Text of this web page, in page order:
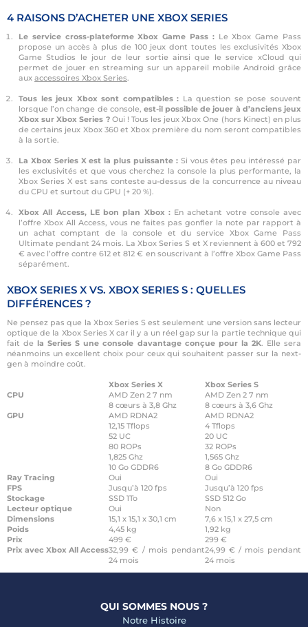
4 RAISONS D’ACHETER UNE XBOX SERIES
Le service cross-plateforme Xbox Game Pass :Le Xbox Game Pass
propose un accès à plus de 100 jeux dont toutes les exclusivités Xbox
Game Studios le jour de leur sortie ainsi que le service xCloud qui
permet de jouer en streaming sur un appareil mobile Android grâce
aux accessoires Xbox Series.
Tous les jeux Xbox sont compatibles : La question se pose souvent
lorsque l’on change de console, est-il possible de jouer à d’anciens jeux
Xbox sur Xbox Series ?Oui ! Tous les jeux Xbox One (hors Kinect) en plus
de certains jeux Xbox 360 et Xbox première du nom seront compatibles
à la sortie.
La Xbox Series X est la plus puissante :Si vous êtes peu intéressé par
les exclusivités et que vous cherchez la console la plus performante, la
Xbox Series X est sans conteste au-dessus de la concurrence au niveau
du CPU et surtout du GPU (+ 20 %).
Xbox All Access, LE bon plan Xbox :En achetant votre console avec
l’offre Xbox All Access, vous ne faites pas gonfler la note par rapport à
un achat comptant de la console et du service Xbox Game Pass
Ultimate pendant 24 mois. La Xbox Series S et X reviennent à 600 et 792
€ avec l’offre contre 612 et 812 € en souscrivant à l’offre Xbox Game Pass
séparément.
XBOX SERIES X VS. XBOX SERIES S : QUELLES
DIFFÉRENCES ?
Ne pensez pas que la Xbox Series S est seulement une version sans lecteur
optique de la Xbox Series X car il y a un réel gap sur la partie technique qui
fait de la Series S une console davantage conçue pour la 2K. Elle sera
néanmoins un excellent choix pour ceux qui souhaitent passer sur la next-
gen à moindre coût.
Xbox Series X
Xbox Series S
CPU
AMD Zen 2 7 nm
8 cœurs à 3,8 Ghz
AMD Zen 2 7 nm
8 cœurs à 3,6 Ghz
GPU
AMD RDNA2
12,15 Tflops
52 UC
80 ROPs
1,825 Ghz
10 Go GDDR6
AMD RDNA2
4 Tflops
20 UC
32 ROPs
1,565 Ghz
8 Go GDDR6
Ray Tracing
Oui
Oui
FPS
Jusqu’à 120 fps
Jusqu’à 120 fps
Stockage
SSD 1To
SSD 512 Go
Lecteur optique
Oui
Non
Dimensions
15,1 x 15,1 x 30,1 cm
7,6 x 15,1 x 27,5 cm
Poids
4,45 kg
1,92 kg
Prix
499 €
299 €
Prix avec Xbox All Access32,99 € / mois pendant
24 mois
24,99 € / mois pendant
24 mois
QUI SOMMES NOUS ?
Notre Histoire